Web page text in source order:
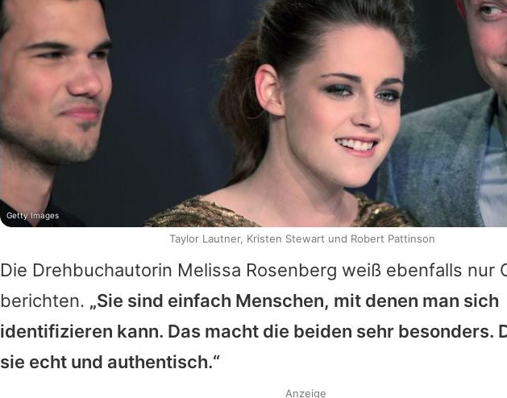
Die Drehbuchautorin Melissa Rosenberg weiß ebenfalls nur
berichten. „Sie sind einfach Menschen, mit denen man sich
identifizieren kann. Das macht die beiden sehr besonders.
sie echt und authentisch.“
Getty Images
Taylor Lautner, Kristen Stewart und Robert Pattinson
Anzeige